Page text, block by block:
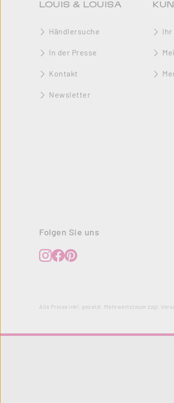
LOUIS & LOUISA
Händlersuche
In der Presse
Kontakt
Newsletter
Folgen Sie uns
Alle Preise inkl. gesetzl. Mehrwertsteuer zzgl.